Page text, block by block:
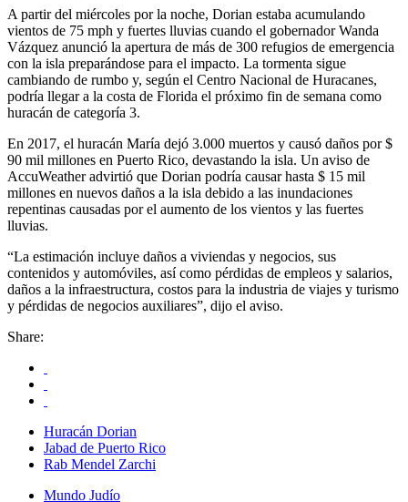
A partir del miércoles por la noche, Dorian estaba acumulando
vientos de 75 mph y fuertes lluvias cuando el gobernador Wanda
Vázquez anunció la apertura de más de 300 refugios de emergencia
con la isla preparándose para el impacto. La tormenta sigue
cambiando de rumbo y, según el Centro Nacional de Huracanes,
podría llegar a la costa de Florida el próximo fin de semana como
huracán de categoría 3.
En 2017, el huracán María dejó 3.000 muertos y causó daños por $
90 mil millones en Puerto Rico, devastando la isla. Un aviso de
AccuWeather advirtió que Dorian podría causar hasta $ 15 mil
millones en nuevos daños a la isla debido a las inundaciones
repentinas causadas por el aumento de los vientos y las fuertes
lluvias.
“La estimación incluye daños a viviendas y negocios, sus
contenidos y automóviles, así como pérdidas de empleos y salarios,
daños a la infraestructura, costos para la industria de viajes y turismo
y pérdidas de negocios auxiliares”, dijo el aviso.
Share:
Huracán Dorian
Jabad de Puerto Rico
Rab Mendel Zarchi
Mundo Judío